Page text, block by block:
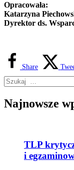
Opracowała:
Katarzyna
Dyrektor ds.
Share
Najnowsze
TLP
i